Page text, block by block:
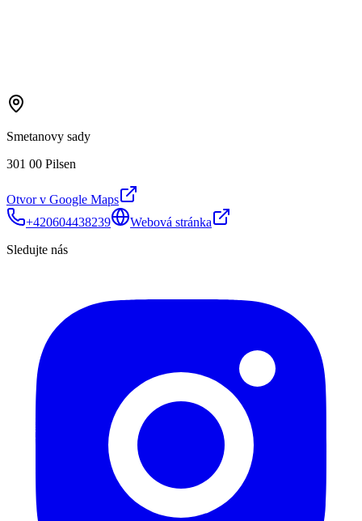
Smetanovy sady
301 00 Pilsen
Otvor v Google Maps
+420604438239
Webová stránka
Sledujte nás